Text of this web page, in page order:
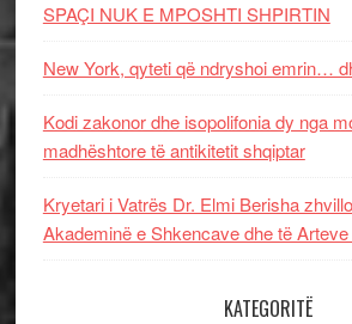
SPAÇI NUK E MPOSHTI SHPIRTIN
New York, qyteti që ndryshoi emrin…
Kodi zakonor dhe isopolifonia dy nga
madhështore të antikitetit shqiptar
Kryetari i Vatrës Dr. Elmi Berisha
Akademinë e Shkencave dhe të
KATEGORITË